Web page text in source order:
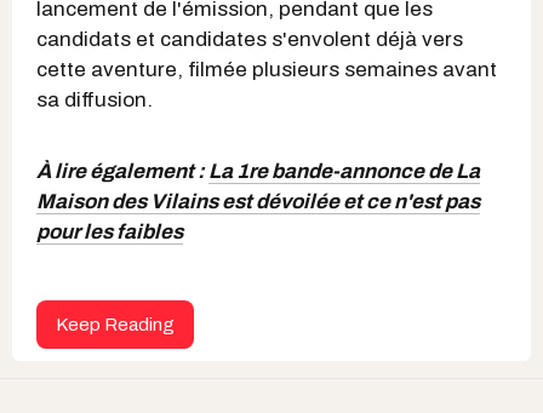
lancement de l'émission, pendant que les
candidats et candidates s'envolent déjà vers
cette aventure, filmée plusieurs semaines avant
sa diffusion.
À lire également :La 1re bande-annonce de La
Maison des Vilains est dévoilée et ce n'est pas
pour les faibles
Keep Reading